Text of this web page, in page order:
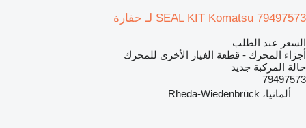
SEAL KIT Komatsu 79497573 لـ حفارة
السعر عند الطلب
أجزاء المحرك - قطعة الغيار الأخرى للمحرك
حالة المركبة جديد
79497573
ألمانيا، Rheda-Wiedenbrück